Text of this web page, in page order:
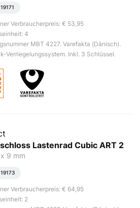
Verbraucherpreis: € 53,95
4
MBT 4227. Varefakta (Dänisch).
Verriegelungssystem. Inkl. 3 Schlüssel.
Lastenrad Cubic ART 2
9 mm
Verbraucherpreis: € 64,95
2